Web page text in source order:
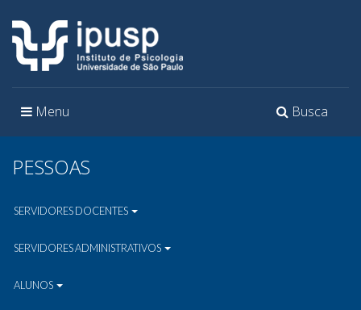
Toggle
Busca
Toggle
Menu
PESSOAS
SERVIDORES DOCENTES
SERVIDORES ADMINISTRATIVOS
ALUNOS